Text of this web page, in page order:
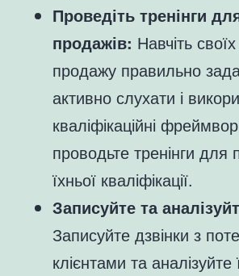
Проведіть тренінги
продажів: Навчіть
продажу правильно
активно слухати і
кваліфікаційні
проводьте тренінги для
їхньої кваліфікації.
Записуйте та
Записуйте дзвінки з
клієнтами та аналізуйте